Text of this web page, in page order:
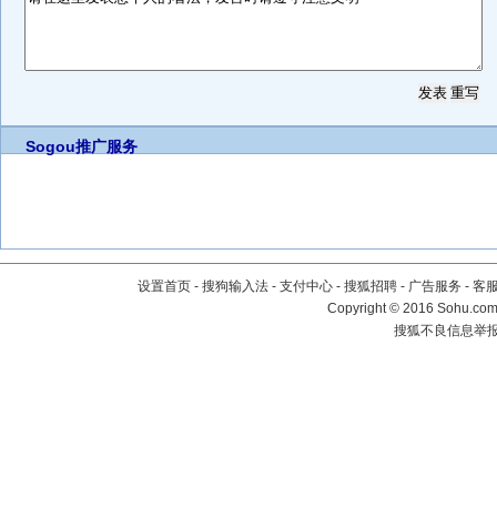
Sogou推广服务
设置首页 - 搜狗输入法 - 支付中心 - 搜狐招聘 - 广告服务 - 客
Copyright©2016
搜狐不良信息举